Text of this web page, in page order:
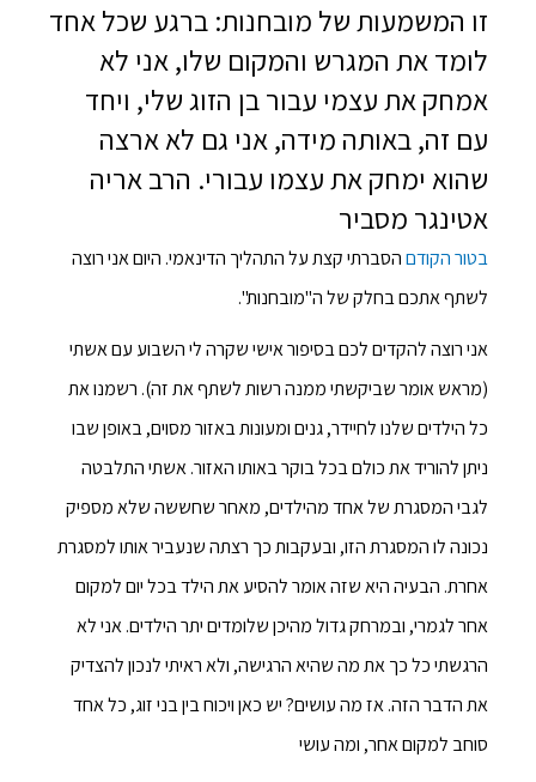
זו המשמעות של מובחנות: ברגע שכל אחד
לומד את המגרש והמקום שלו, אני לא
אמחק את עצמי עבור בן הזוג שלי, ויחד
עם זה, באותה מידה, אני גם לא ארצה
שהוא ימחק את עצמו עבורי. הרב אריה
אטינגר מסביר
בטור הקודםהסברתי קצת על התהליך הדינאמי. היום אני רוצה
לשתף אתכם בחלק של ה"מובחנות".
אני רוצה להקדים לכם בסיפור אישי שקרה לי השבוע עם אשתי
(מראש אומר שביקשתי ממנה רשות לשתף את זה). רשמנו את
כל הילדים שלנו לחיידר, גנים ומעונות באזור מסוים, באופן שבו
ניתן להוריד את כולם בכל בוקר באותו האזור. אשתי התלבטה
לגבי המסגרת של אחד מהילדים, מאחר שחששה שלא מספיק
נכונה לו המסגרת הזו, ובעקבות כך רצתה שנעביר אותו למסגרת
אחרת. הבעיה היא שזה אומר להסיע את הילד בכל יום למקום
אחר לגמרי, ובמרחק גדול מהיכן שלומדים יתר הילדים. אני לא
הרגשתי כל כך את מה שהיא הרגישה, ולא ראיתי לנכון להצדיק
את הדבר הזה. אז מה עושים? יש כאן ויכוח בין בני זוג, כל אחד
סוחב למקום אחר, ומה עושי